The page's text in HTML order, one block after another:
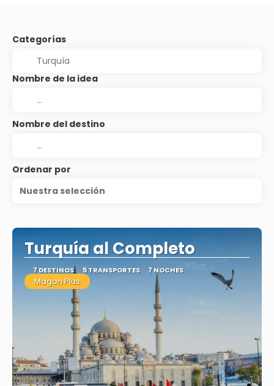
Categorías
Nombre de la idea
Nombre del destino
Ordenar por
Nuestra selección
Turquía al Completo
7 DESTINOS 5 TRANSPORTES 7 NOCHES
Magon Plus